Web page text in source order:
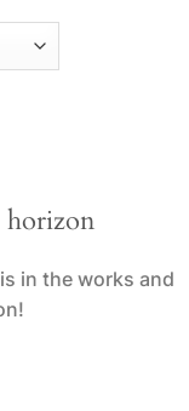
horizon
in the works and